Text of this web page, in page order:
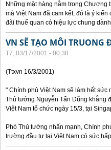
Những mặt hàng nằm trong Chương
mà Việt Nam đã cam kết, đó là ý
đãi thuế quan có hiệu lực chung
VN SẼ TẠO MÔI TRUONG
T7, 03/17/2001 - 00:38
(Ttxvn 16/3/2001)
" Chính phủ Việt Nam sẽ làm hết
Thủ tướng Nguyễn Tấn Dũng khẳng
Việt Nam tổ chức ngày 15/3, tại
Phó Thủ tướng nhấn mạnh, Chính
trường đầu tư tại Việt Nam có sức